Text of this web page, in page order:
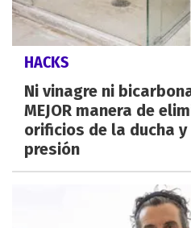
HACKS
Ni vinagre ni
MEJOR manera de
orificios de la ducha y
presión